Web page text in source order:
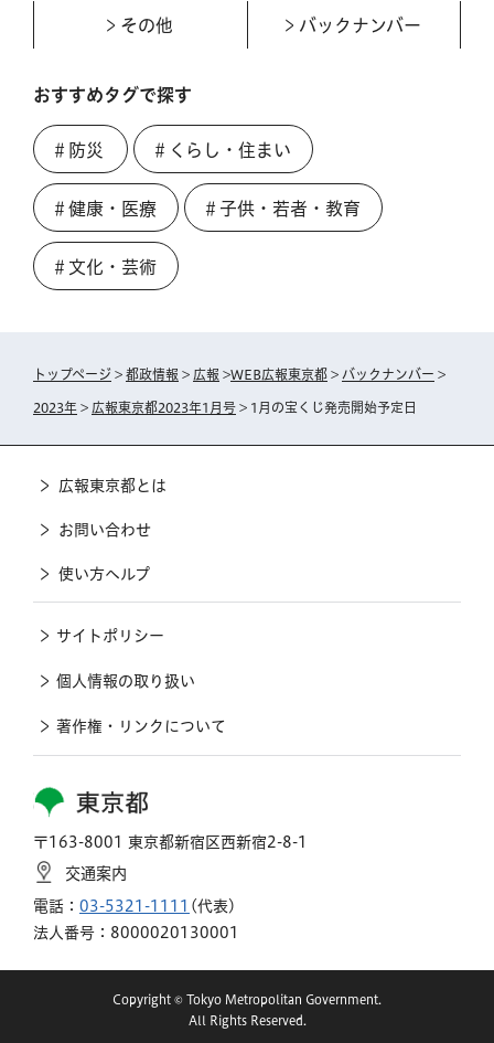
その他 バックナンバー
おすすめタグで探す
＃防災 ＃くらし・住まい
＃健康・医療 ＃子供・若者・教育
＃文化・芸術
トップページ > 都政情報 > 広報 >WEB広報東京都 > バックナンバー >
2023年 > 広報東京都2023年1月号 > 1月の宝くじ発売開始予定日
東京都
〒163-8001 東京都新宿区西新宿2-8-1
交通案内
電話： 03-5321-1111 (代表)
法人番号：8000020130001
広報東京都とは
お問い合わせ
使い方ヘルプ
サイトポリシー
個人情報の取り扱い
著作権・リンクについて
Copyright © Tokyo Metropolitan Government.
All Rights Reserved.